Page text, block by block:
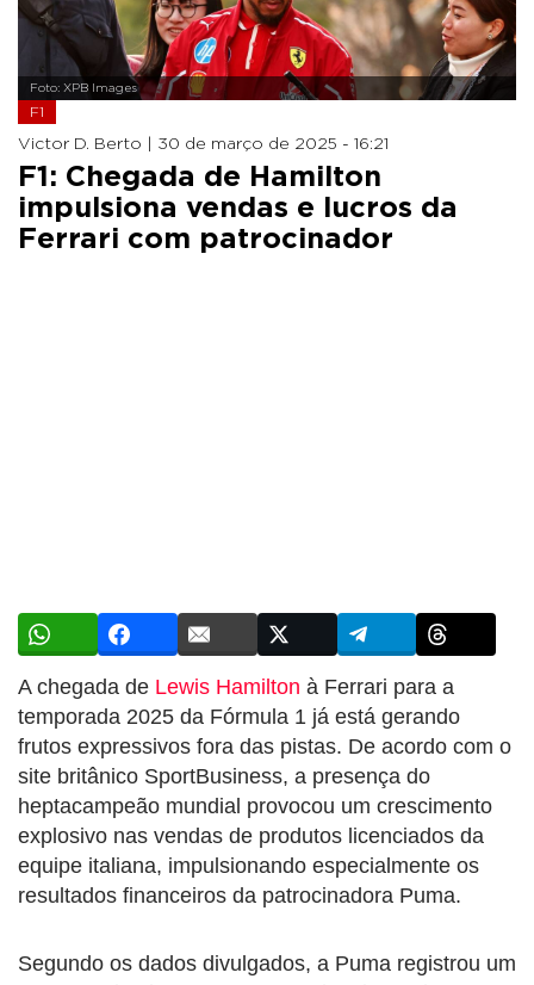
Foto: XPB Images
F1
Victor D. Berto | 30 de março de 2025 - 16:21
F1: Chegada de Hamilton
impulsiona vendas e lucros da
Ferrari com patrocinador
A chegada de Lewis Hamilton à Ferrari para a
temporada 2025 da Fórmula 1 já está gerando
frutos expressivos fora das pistas. De acordo com o
site britânico SportBusiness, a presença do
heptacampeão mundial provocou um crescimento
explosivo nas vendas de produtos licenciados da
equipe italiana, impulsionando especialmente os
resultados financeiros da patrocinadora Puma.
Segundo os dados divulgados, a Puma registrou um